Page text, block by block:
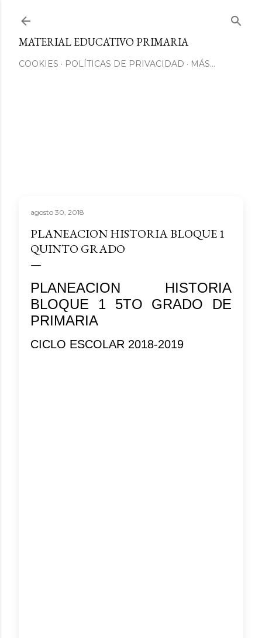
MATERIAL EDUCATIVO PRIMARIA
COOKIES POLÍTICAS DE PRIVACIDAD MÁS…
agosto 30, 2018
PLANEACION HISTORIA BLOQUE 1
QUINTO GRADO
PLANEACION HISTORIA
BLOQUE 1 5TO GRADO DE
PRIMARIA
CICLO ESCOLAR 2018-2019